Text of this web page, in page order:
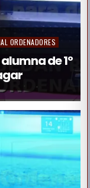
ORDENADORES
de 1º